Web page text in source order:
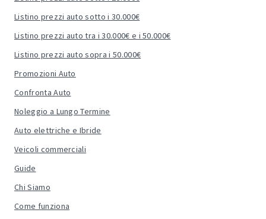
Listino prezzi auto sotto i 30.000€
Listino prezzi auto tra i 30.000€ e i 50.000€
Listino prezzi auto sopra i 50.000€
Promozioni Auto
Confronta Auto
Noleggio a Lungo Termine
Auto elettriche e Ibride
Veicoli commerciali
Guide
Chi Siamo
Come funziona